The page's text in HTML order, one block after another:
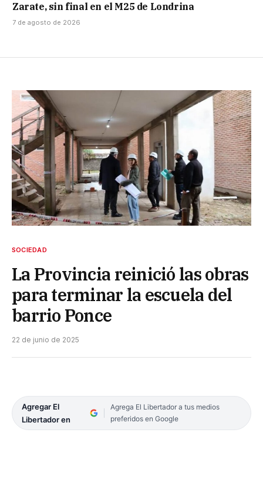
Zarate, sin final en el M25 de Londrina
7 de agosto de 2026
SOCIEDAD
La Provincia reinició las obras
para terminar la escuela del
barrio Ponce
22 de junio de 2025
Agregar El
Libertador en
Agrega El Libertador a tus medios
preferidos en Google